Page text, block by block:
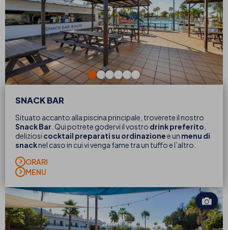
SNACK BAR
Situato accanto alla piscina principale, troverete il nostro
Snack Bar . Qui potrete godervi il vostro drink preferito
deliziosi cocktail preparati su ordinazionee un menu di
snacknel caso in cui vi venga fame tra un tuffo e l’altro.
ORARI
MENU